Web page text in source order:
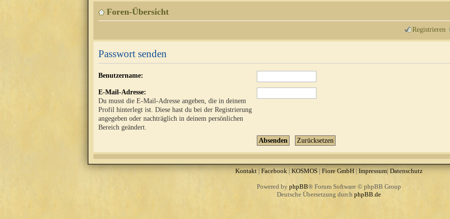
Foren-Übersicht
Registrieren
Passwort senden
Benutzername:
E-Mail-Adresse:
Du musst die E-Mail-Adresse angeben, die in deinem
Profil hinterlegt ist. Diese hast du bei der Registrierung
angegeben oder nachträglich in deinem persönlichen
Bereich geändert.
Kontakt|Facebook | KOSMOS| Fiore GmbH| Impressum| Datenschutz
Powered by phpBB® Forum Software © phpBB Group
Deutsche Übersetzung durch phpBB.de